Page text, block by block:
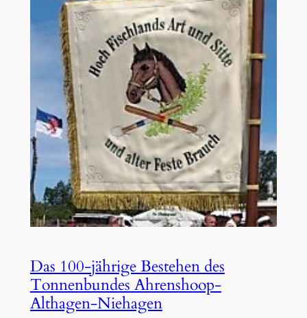
Das 100-jährige Bestehen des
Tonnenbundes Ahrenshoop-
Althagen-Niehagen